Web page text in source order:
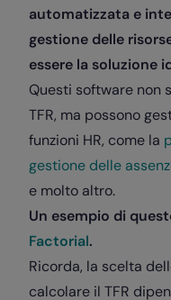
automatizzata e
gestione delle
essere la soluzione
Questi software non
TFR, ma possono
funzioni HR, come la
gestione delle
e molto altro.
Un esempio di
Factorial.
Ricorda, la scelta
calcolare il TFR